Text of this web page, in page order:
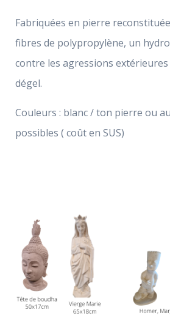
Fabriquées en pierre
fibres de polypropylène, un
contre les agressions extérieures
dégel.
Couleurs : blanc / ton pierre ou
possibles ( coût en SUS)